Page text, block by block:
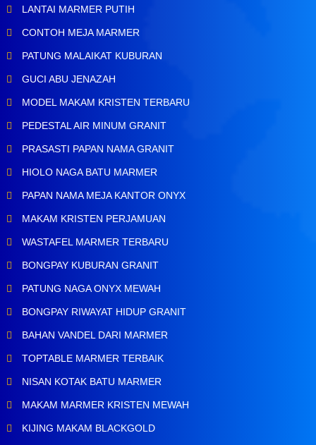
LANTAI MARMER PUTIH
CONTOH MEJA MARMER
PATUNG MALAIKAT KUBURAN
GUCI ABU JENAZAH
MODEL MAKAM KRISTEN TERBARU
PEDESTAL AIR MINUM GRANIT
PRASASTI PAPAN NAMA GRANIT
HIOLO NAGA BATU MARMER
PAPAN NAMA MEJA KANTOR ONYX
MAKAM KRISTEN PERJAMUAN
WASTAFEL MARMER TERBARU
BONGPAY KUBURAN GRANIT
PATUNG NAGA ONYX MEWAH
BONGPAY RIWAYAT HIDUP GRANIT
BAHAN VANDEL DARI MARMER
TOPTABLE MARMER TERBAIK
NISAN KOTAK BATU MARMER
MAKAM MARMER KRISTEN MEWAH
KIJING MAKAM BLACKGOLD